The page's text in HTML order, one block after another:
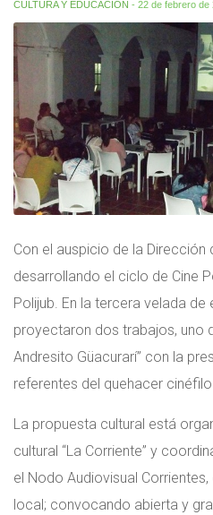
CULTURA Y EDUCACIÓN - 22 de febrero de
Con el auspicio de la Dirección
desarrollando el ciclo de Cine
Polijub. En la tercera velada de
proyectaron dos trabajos, uno
Andresito Güacurarí” con la
referentes del quehacer
La propuesta cultural está
cultural “La Corriente” y
el Nodo Audiovisual
local; convocando abierta y